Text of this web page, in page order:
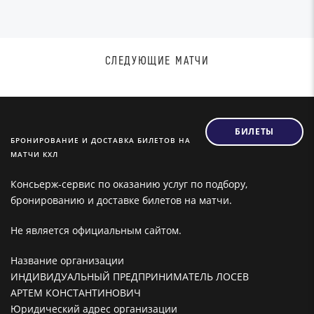
СЛЕДУЮЩИЕ МАТЧИ
БРОНИРОВАНИЕ И ДОСТАВКА БИЛЕТОВ НА
МАТЧИ КХЛ
БИЛЕТЫ
Консьерж-сервис по оказанию услуг по подбору,
бронированию и доставке билетов на матчи.
Не является официальным сайтом.
Название организации
ИНДИВИДУАЛЬНЫЙ ПРЕДПРИНИМАТЕЛЬ ЛОСЕВ
АРТЕМ КОНСТАНТИНОВИЧ
Юридический адрес организации